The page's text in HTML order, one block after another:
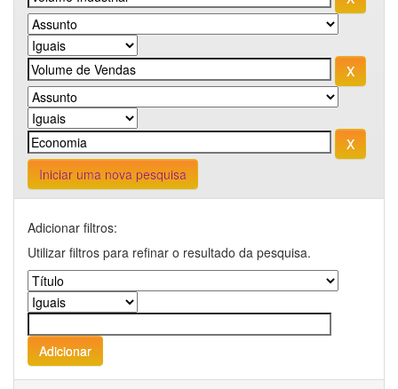
Iniciar uma nova pesquisa
Adicionar filtros:
Utilizar filtros para refinar o resultado da pesquisa.